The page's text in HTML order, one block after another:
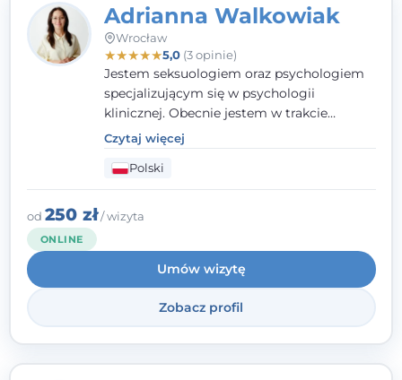
Adrianna Walkowiak
Wrocław
★★★★★5,0(3 opinie)
Jestem seksuologiem oraz psychologiem
specjalizującym się w psychologii
klinicznej. Obecnie jestem w trakcie
szkolenia na psychoterapeutę
systemowego. Posiadam status członka
nadzwyczajnego Wielkopolskiego
Towarzystwa Terapii Systemowej oraz
należę do Polskiego Towarzystwa
pierwszym miejscu stawiam budowanie
atmosfery bezpieczeństwa i zrozumienia w
relacjach z Klientami. Istotna dla nie jest
również koncentracja na dostępnych
zasobach.
Czytaj więcej
Polski
od 250 zł/ wizyta
ONLINE
Umów wizytę
Zobacz profil